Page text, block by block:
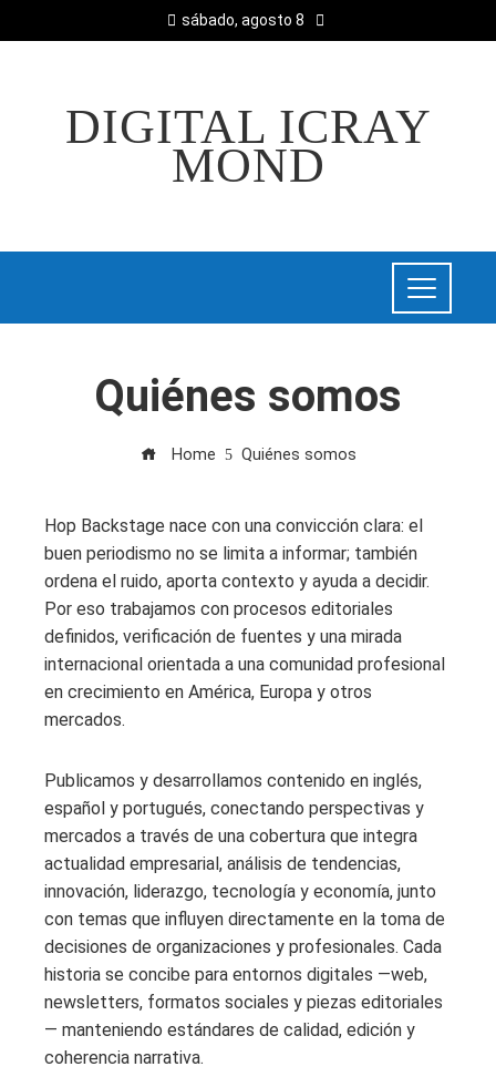
sábado, agosto 8
DIGITAL ICRAY
MOND
Quiénes somos
Home Quiénes somos
Hop Backstage nace con una convicción clara: el
buen periodismo no se limita a informar; también
ordena el ruido, aporta contexto y ayuda a decidir.
Por eso trabajamos con procesos editoriales
definidos, verificación de fuentes y una mirada
internacional orientada a una comunidad profesional
en crecimiento en América, Europa y otros
mercados.
Publicamos y desarrollamos contenido en inglés,
español y portugués, conectando perspectivas y
mercados a través de una cobertura que integra
actualidad empresarial, análisis de tendencias,
innovación, liderazgo, tecnología y economía, junto
con temas que influyen directamente en la toma de
decisiones de organizaciones y profesionales. Cada
historia se concibe para entornos digitales —web,
newsletters, formatos sociales y piezas editoriales
— manteniendo estándares de calidad, edición y
coherencia narrativa.